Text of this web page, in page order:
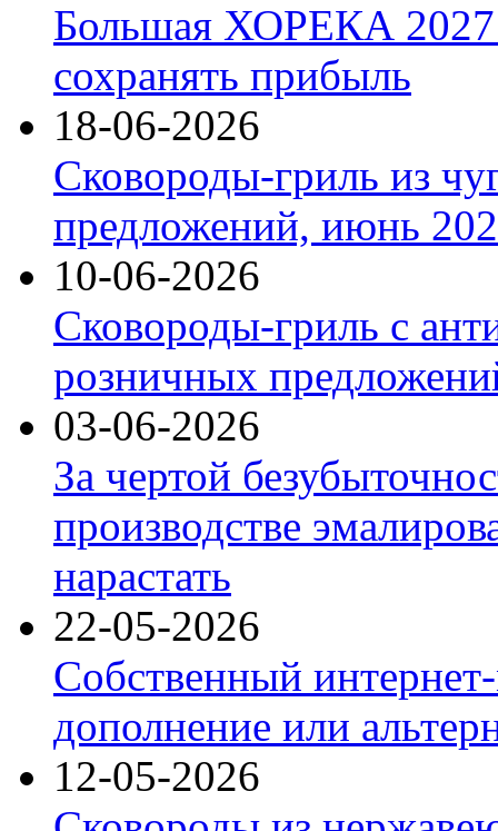
Большая ХОРЕКА 2027:
сохранять прибыль
18-06-2026
Сковороды-гриль из
предложений, июнь
10-06-2026
Сковороды-гриль с
розничных
03-06-2026
За чертой
производстве
нарастать
22-05-2026
Собственный
дополнение или
12-05-2026